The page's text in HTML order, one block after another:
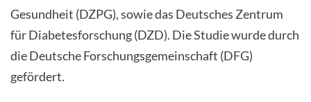
Gesundheit (DZPG), sowie das Deutsches Zentrum
für Diabetesforschung (DZD). Die Studie wurde durch
die Deutsche Forschungsgemeinschaft (DFG)
gefördert.